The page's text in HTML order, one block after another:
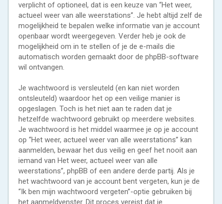
verplicht of optioneel, dat is een keuze van “Het weer,
actueel weer van alle weerstations”. Je hebt altijd zelf de
mogelijkheid te bepalen welke informatie van je account
openbaar wordt weergegeven. Verder heb je ook de
mogelijkheid om in te stellen of je de e-mails die
automatisch worden gemaakt door de phpBB-software
wil ontvangen.
Je wachtwoord is versleuteld (en kan niet worden
ontsleuteld) waardoor het op een veilige manier is
opgeslagen. Toch is het niet aan te raden dat je
hetzelfde wachtwoord gebruikt op meerdere websites.
Je wachtwoord is het middel waarmee je op je account
op “Het weer, actueel weer van alle weerstations” kan
aanmelden, bewaar het dus veilig en geef het nooit aan
iemand van Het weer, actueel weer van alle
weerstations”, phpBB of een andere derde partij. Als je
het wachtwoord van je account bent vergeten, kun je de
“Ik ben mijn wachtwoord vergeten”-optie gebruiken bij
het aanmeldvenster. Dit proces vereist dat je